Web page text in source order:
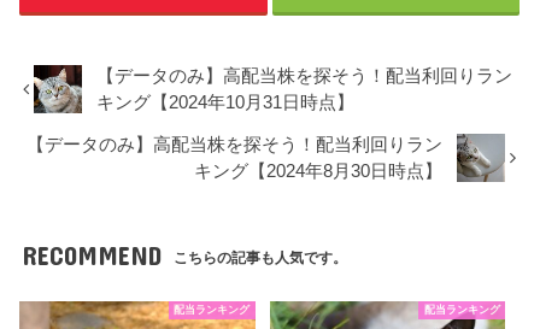
【データのみ】高配当株を探そう！配当利回りラン
キング【2024年10月31日時点】
【データのみ】高配当株を探そう！配当利回りラン
キング【2024年8月30日時点】
RECOMMEND こちらの記事も人気です。
配当ランキング 配当ランキング